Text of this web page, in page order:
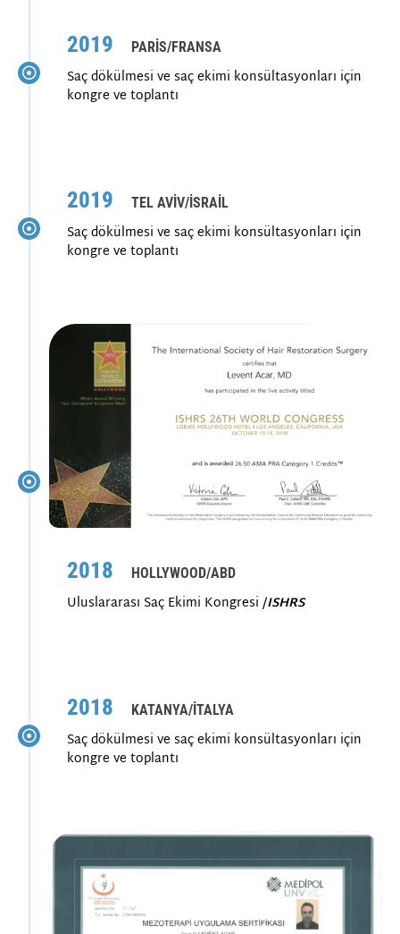
2019 PARIS/FRANSA
Saç dökülmesi ve saç ekimi konsültasyonları için
kongre ve toplantı
2019 TEL AVİV/İSRAİL
Saç dökülmesi ve saç ekimi konsültasyonları için
kongre ve toplantı
2018 HOLLYWOOD/ABD
Uluslararası Saç Ekimi Kongresi /ISHRS
2018 KATANYA/İTALYA
Saç dökülmesi ve saç ekimi konsültasyonları için
kongre ve toplantı